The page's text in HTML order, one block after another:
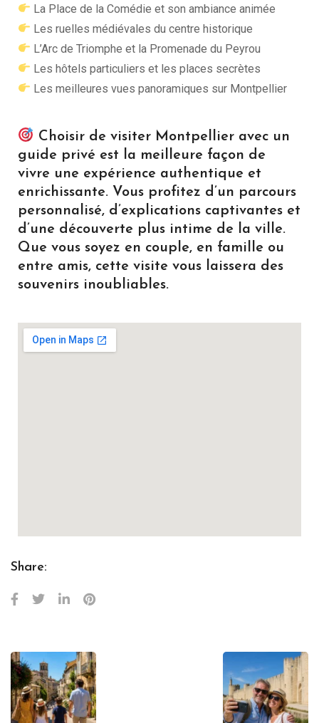
La Place de la Comédie et son ambiance animée
Les ruelles médiévales du centre historique
L’Arc de Triomphe et la Promenade du Peyrou
Les hôtels particuliers et les places secrètes
Les meilleures vues panoramiques sur Montpellier
Choisir de visiter Montpellier avec un
guide privé est la meilleure façon de
vivre une expérience authentique et
enrichissante. Vous profitez d’un parcours
personnalisé, d’explications captivantes et
d’une découverte plus intime de la ville.
Que vous soyez en couple, en famille ou
entre amis, cette visite vous laissera des
souvenirs inoubliables.
Share: